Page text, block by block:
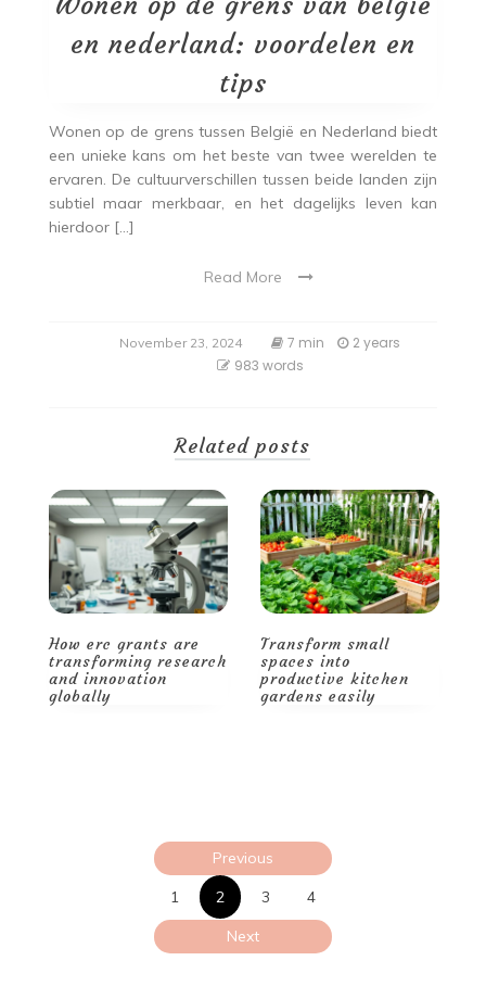
en nederland: voordelen en
tips
Wonen op de grens tussen België en Nederland biedt
een unieke kans om het beste van twee werelden te
ervaren. De cultuurverschillen tussen beide landen zijn
subtiel maar merkbaar, en het dagelijks leven kan
hierdoor […]
Read More
November 23, 2024 7 min
2 years
983 words
Related posts
Transform small
spaces into
productive kitchen
gardens easily
Smart storage and
decor tips for a
spacious, stylish
home
Posts
pagination
Previous
1
2 3
4
Next